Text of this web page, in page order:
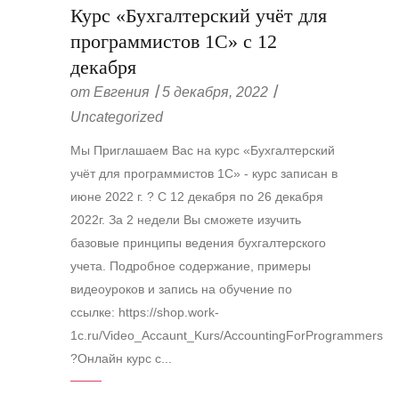
Курс «Бухгалтерский учёт для
программистов 1С» с 12
декабря
от Евгения
5 декабря, 2022
Uncategorized
Мы Приглашаем Вас на курс «Бухгалтерский
учёт для программистов 1С» - курс записан в
июне 2022 г. ? С 12 декабря по 26 декабря
2022г. За 2 недели Вы сможете изучить
базовые принципы ведения бухгалтерского
учета. Подробное содержание, примеры
видеоуроков и запись на обучение по
ссылке: https://shop.work-
1c.ru/Video_Accaunt_Kurs/AccountingForProgrammers
?Онлайн курс с...